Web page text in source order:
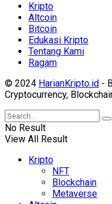
Kripto
Altcoin
Bitcoin
Edukasi Kripto
Tentang Kami
Ragam
© 2024 HarianKripto.id -
Cryptocurrency,
No Result
View All Result
Kripto
NFT
Blockchain
Metaverse